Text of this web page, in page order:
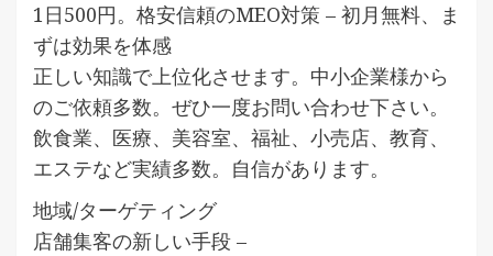
1日500円。格安信頼のMEO対策 – 初月無料、ま
ずは効果を体感
正しい知識で上位化させます。中小企業様から
のご依頼多数。ぜひ一度お問い合わせ下さい。
飲食業、医療、美容室、福祉、小売店、教育、
エステなど実績多数。自信があります。
地域/ターゲティング
店舗集客の新しい手段 –